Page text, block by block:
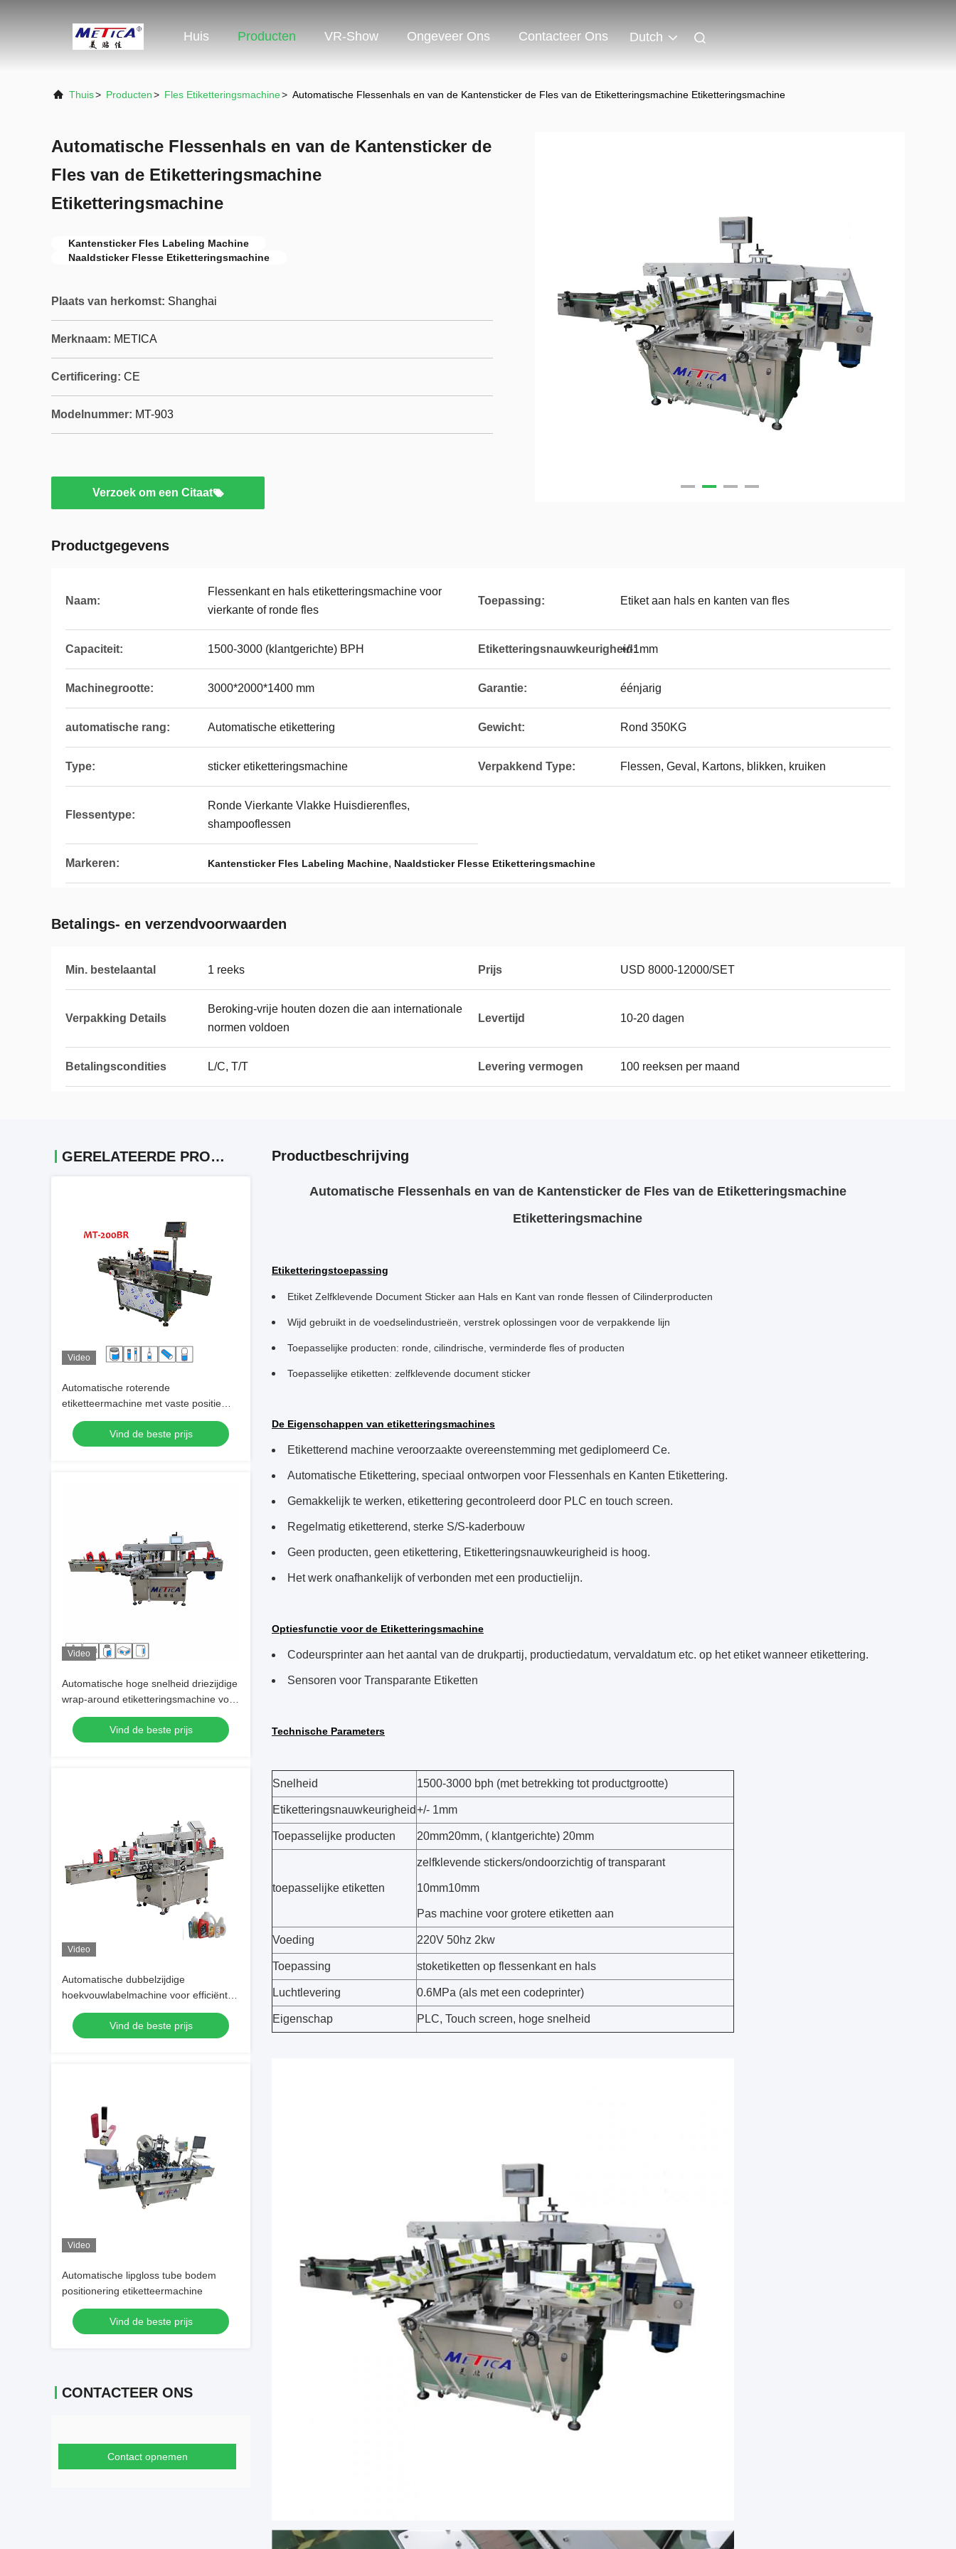
Huis Producten VR-Show Ongeveer Ons Contacteer Ons Dutch
Thuis> Producten> Fles Etiketteringsmachine> Automatische Flessenhals en van de Kantensticker de Fles van de Etiketteringsmachine Etiketteringsmachine
Automatische Flessenhals en van de Kantensticker de
Fles van de Etiketteringsmachine
Etiketteringsmachine
Kantensticker Fles Labeling Machine
Naaldsticker Flesse Etiketteringsmachine
Plaats van herkomst: Shanghai
Merknaam: METICA
Certificering: CE
Modelnummer: MT-903
Verzoek om een Citaat
Productgegevens
Naam:
Flessenkant en hals etiketteringsmachine voor
vierkante of ronde fles
Toepassing: Etiket aan hals en kanten van fles
Capaciteit: 1500-3000 (klantgerichte) BPH Etiketteringsnauwkeurigheid:+/-1mm
Machinegrootte: 3000*2000*1400 mm Garantie: éénjarig
automatische rang: Automatische etikettering Gewicht: Rond 350KG
Type: sticker etiketteringsmachine Verpakkend Type: Flessen, Geval, Kartons, blikken, kruiken
Flessentype:
Ronde Vierkante Vlakke Huisdierenfles,
shampooflessen
Markeren: Kantensticker Fles Labeling Machine, Naaldsticker Flesse Etiketteringsmachine
Betalings- en verzendvoorwaarden
Min. bestelaantal 1 reeks Prijs USD 8000-12000/SET
Verpakking Details
Beroking-vrije houten dozen die aan internationale
normen voldoen
Levertijd 10-20 dagen
Betalingscondities L/C, T/T Levering vermogen 100 reeksen per maand
GERELATEERDE PRODUCTEN
Video
Automatische roterende
etiketteermachine met vaste positie
voor ronde containers
Vind de beste prijs
Video
Automatische hoge snelheid driezijdige
wrap-around etiketteringsmachine voor
efficiënte etikettering
Vind de beste prijs
Video
Automatische dubbelzijdige
hoekvouwlabelmachine voor efficiënte
etikettering
Vind de beste prijs
Video
Automatische lipgloss tube bodem
positionering etiketteermachine
Vind de beste prijs
CONTACTEER ONS
Contact opnemen
Productbeschrijving
Automatische Flessenhals en van de Kantensticker de Fles van de Etiketteringsmachine
Etiketteringsmachine
Etiketteringstoepassing
Etiket Zelfklevende Document Sticker aan Hals en Kant van ronde flessen of Cilinderproducten
Wijd gebruikt in de voedselindustrieën, verstrek oplossingen voor de verpakkende lijn
Toepasselijke producten: ronde, cilindrische, verminderde fles of producten
Toepasselijke etiketten: zelfklevende document sticker
De Eigenschappen van etiketteringsmachines
Etiketterend machine veroorzaakte overeenstemming met gediplomeerd Ce.
Automatische Etikettering, speciaal ontworpen voor Flessenhals en Kanten Etikettering.
Gemakkelijk te werken, etikettering gecontroleerd door PLC en touch screen.
Regelmatig etiketterend, sterke S/S-kaderbouw
Geen producten, geen etikettering, Etiketteringsnauwkeurigheid is hoog.
Het werk onafhankelijk of verbonden met een productielijn.
Optiesfunctie voor de Etiketteringsmachine
Codeursprinter aan het aantal van de drukpartij, productiedatum, vervaldatum etc. op het etiket wanneer etikettering.
Sensoren voor Transparante Etiketten
Technische Parameters
Snelheid 1500-3000 bph (met betrekking tot productgrootte)
Etiketteringsnauwkeurigheid+/- 1mm
Toepasselijke producten 20mm20mm, ( klantgerichte) 20mm
toepasselijke etiketten
zelfklevende stickers/ondoorzichtig of transparant
10mm10mm
Pas machine voor grotere etiketten aan
Voeding 220V 50hz 2kw
Toepassing stoketiketten op flessenkant en hals
Luchtlevering 0.6MPa (als met een codeprinter)
Eigenschap PLC, Touch screen, hoge snelheid